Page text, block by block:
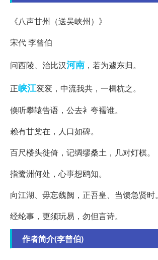
《八声甘州（送吴峡州）》
宋代 李曾伯
问西陵、治比汉河南 ，若为遽东归。
正峡江衮衮，中流我共，一楫杭之。
倏听攀辕告语，公去衤夸襦谁。
赖有甘棠在，人口如碑。
百尺楼头徙倚，记绸缪桑土，几对灯棋。
指鹭洲何处，心事想鸥知。
向江湖、毋忘魏阙，正吾皇、当馈急贤时。
经纶事，更须玩易，勿但言诗。
作者简介(李曾伯)